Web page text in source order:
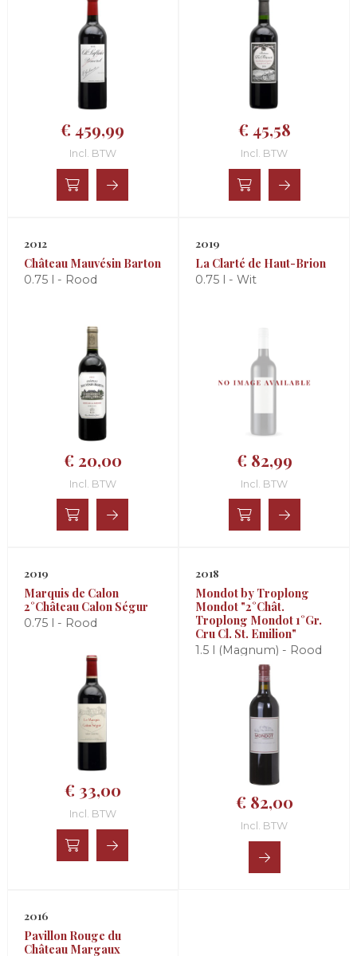
€ 459,99
Incl. BTW
€ 45,58
Incl. BTW
2012
Château Mauvésin Barton
0.75 l - Rood
€ 20,00
Incl. BTW
2019
La Clarté de Haut-Brion
0.75 l - Wit
€ 82,99
Incl. BTW
2019
Marquis de Calon
2°Château Calon Ségur
0.75 l - Rood
€ 33,00
Incl. BTW
2018
Mondot by Troplong
Mondot "2°Chât.
Troplong Mondot 1°Gr.
Cru Cl. St. Emilion"
1.5 l (Magnum) - Rood
€ 82,00
Incl. BTW
2016
Pavillon Rouge du
Château Margaux